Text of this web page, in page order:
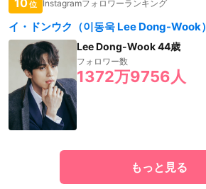
10位 Instagramフォロワーランキング
イ・ドンウク（이동욱 Lee Dong-Wook）
Lee Dong-Wook 44歳
フォロワー数
1372万9756人
もっと見る